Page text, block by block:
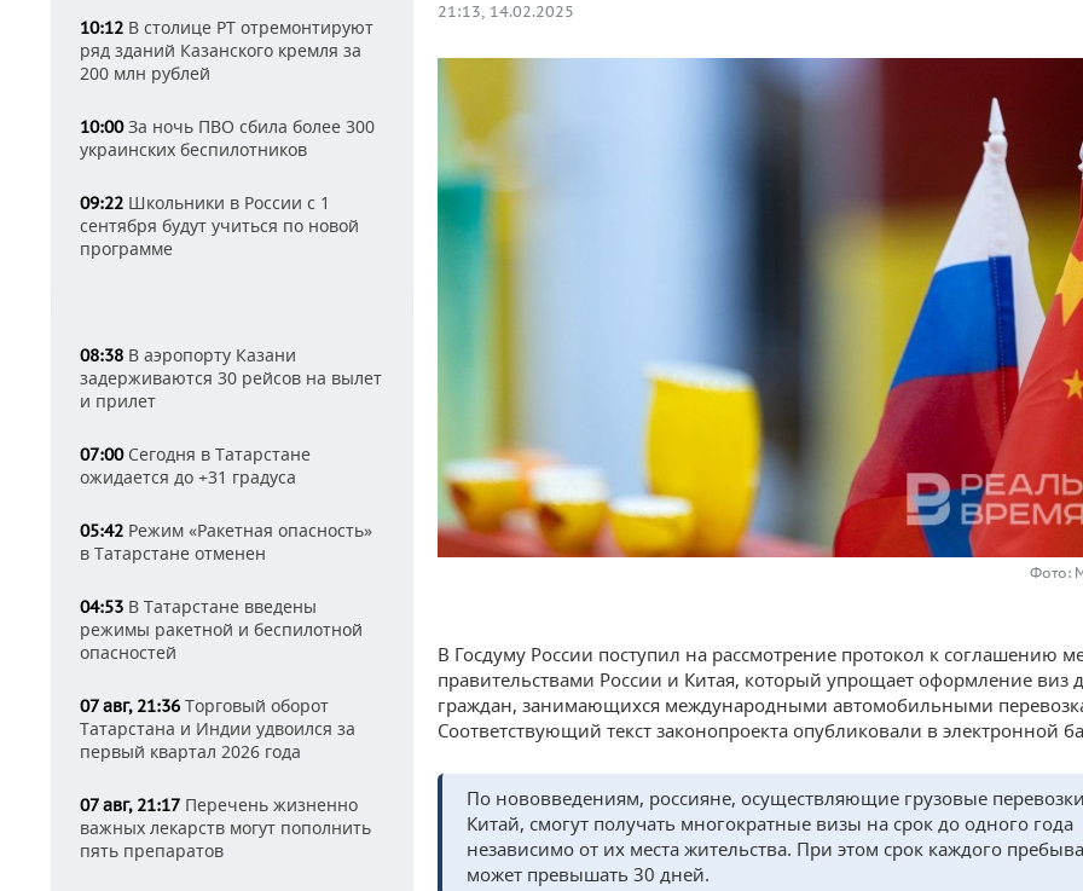
10:12 В столице РТ отремонтируют
ряд зданий Казанского кремля за
200 млн рублей
10:00За ночь ПВО сбила более 300
украинских беспилотников
09:22 Школьники в России с 1
сентября будут учиться по новой
программе
08:38 В аэропорту Казани
задерживаются 30 рейсов на вылет
и прилет
07:00Сегодня в Татарстане
ожидается до +31 градуса
05:42 Режим «Ракетная опасность»
в Татарстане отменен
04:53 В Татарстане введены
режимы ракетной и беспилотной
опасностей
07 авг, 21:36 Торговый оборот
Татарстана и Индии удвоился за
первый квартал 2026 года
07 авг, 21:17 Перечень жизненно
важных лекарств могут пополнить
пять препаратов
21:13, 14.02.2025
Фото:
В Госдуму России поступил на рассмотрение протокол к соглашению
правительствами России и Китая, который упрощает оформление виз
граждан, занимающихся международными автомобильными
Соответствующий текст законопроекта опубликовали в электронной
По нововведениям, россияне, осуществляющие грузовые
Китай, смогут получать многократные визы на срок до одного года
независимо от их места жительства. При этом срок каждого
может превышать 30 дней.